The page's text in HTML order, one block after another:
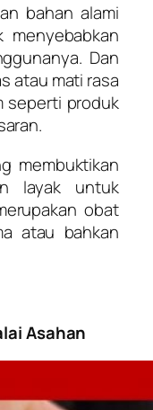
bahan alami
Dan
atau mati rasa
seperti produk
membuktikan
layak untuk
obat
atau bahkan
Asahan